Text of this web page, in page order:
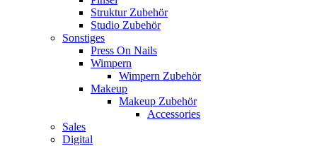
Struktur Zubehör
Studio Zubehör
Sonstiges
Press On Nails
Wimpern
Wimpern Zubehör
Makeup
Makeup Zubehör
Accessories
Sales
Digital